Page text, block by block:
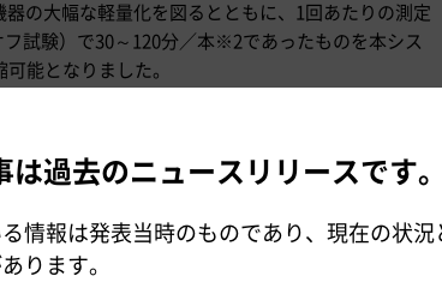
の大幅な軽量化を図るとともに、1回あたりの測定
試験）で30～120分／本※2であったものを本シス
能となりました。
験）と比較して±10％以内であることを確認して
は過去のニュースリリースです
情報は発表当時のものであり、現在の状況
ります。